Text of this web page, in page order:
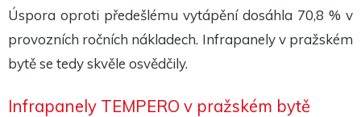
Úspora oproti předešlému vytápění dosáhla 70,8 % v
provozních ročních nákladech. Infrapanely v pražském
bytě se tedy skvěle osvědčily.
Infrapanely TEMPERO v pražském bytě
základě
toho, jak
je web
Experience